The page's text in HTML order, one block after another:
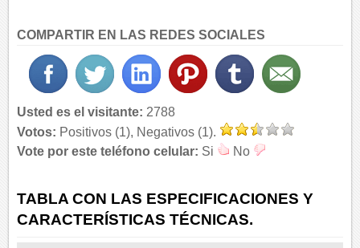
COMPARTIR EN LAS REDES SOCIALES
Usted es el visitante: 2788
Votos: Positivos (1), Negativos (1).
Vote por este teléfono celular: Si No
TABLA CON LAS ESPECIFICACIONES Y
CARACTERÍSTICAS TÉCNICAS.